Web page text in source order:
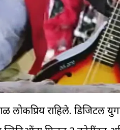
लोकप्रिय राहिले. डिजिटल